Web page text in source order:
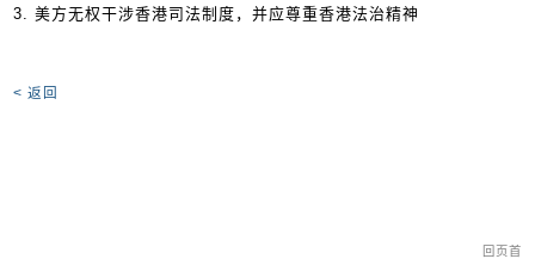
3. 美方无权干涉香港司法制度，并应尊重香港法治精神
< 返回
回页首